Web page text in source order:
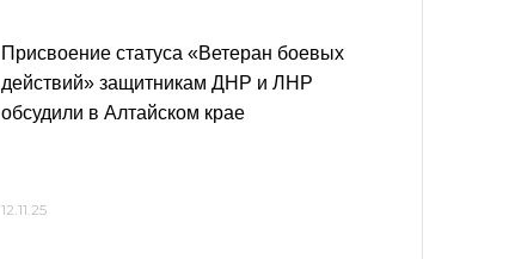
Присвоение статуса «Ветеран боевых
действий» защитникам ДНР и ЛНР
обсудили в Алтайском крае
12.11.25